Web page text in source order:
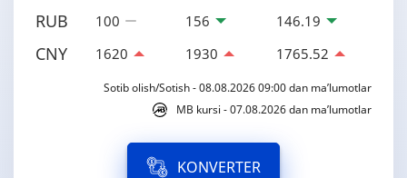
RUB 100 156 146.19
CNY 1620 1930 1765.52
Sotib olish/Sotish - 08.08.2026 09:00 dan ma’lumotlar
MB kursi - 07.08.2026 dan ma’lumotlar
KONVERTER